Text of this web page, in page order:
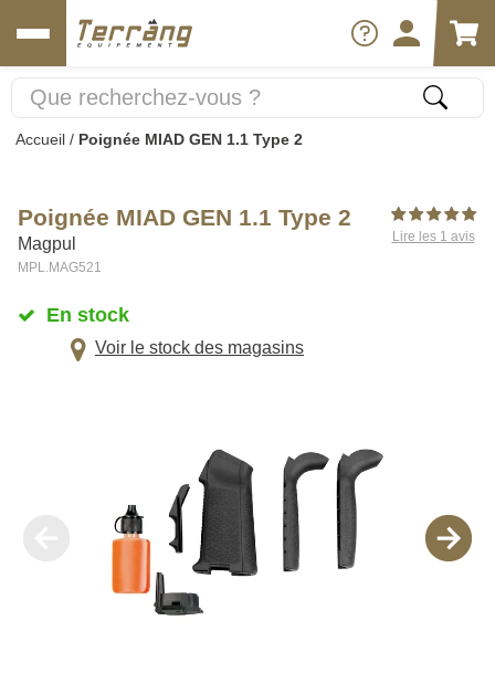
Accueil / Poignée MIAD GEN 1.1 Type 2
Poignée MIAD GEN 1.1 Type 2
Magpul
MPL.MAG521
Lire les 1 avis
En stock
Voir le stock des magasins